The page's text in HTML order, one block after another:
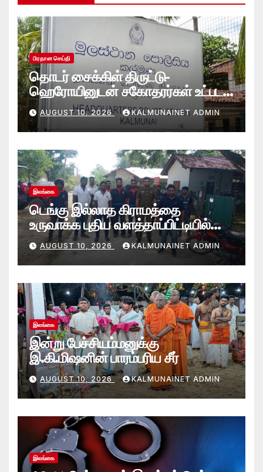
பிரதான செய்தி
தொடர் சைக்கிள் திருட்டு-
ஹெரோயினுடன் சகோதரர்கள் உட்பட
நால்வர் கல்முனை பொலிஸாரால்
கைது
AUGUST 10, 2026 KALMUNAINET ADMIN
இலங்கை
டெங்கு இல்லாத கிராமத்தை
உருவாக்க புதிய வளத்தாப்பிட்டியில்
கூட்டுப் பணி.
AUGUST 10, 2026 KALMUNAINET ADMIN
இலங்கை
இன்று பேச்சியம்மனுக்கு
இ.கி.மிஷனின் பாரம்பரிய சீர்
AUGUST 10, 2026 KALMUNAINET ADMIN
இலங்கை